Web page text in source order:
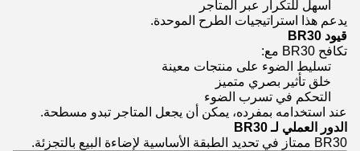
أسهل للتكرار عبر المتاجر
يدعم هذا استراتيجيات الطرح الموحدة.
قيود BR30
تكافح BR30 مع:
تسليط الضوء على منتجات معينة
خلق تأثير بصري متميز
التحكم في تسرب الضوء
عند استخدامه بمفرده، يمكن أن يجعل المتاجر تبدو مسطحة.
الدور العملي لـ BR30
BR30 ممتاز في تحديد الطبقة الأساسية لإضاءة البيع بالتجزئة.